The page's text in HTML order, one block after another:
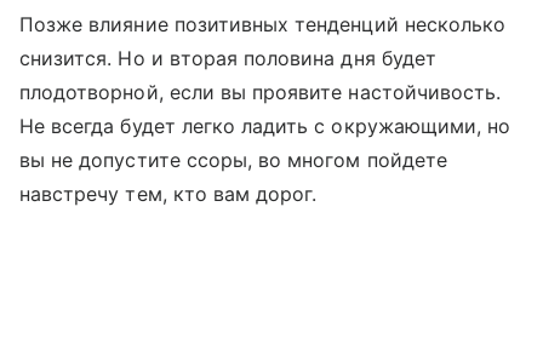
Позже влияние позитивных тенденций несколько
снизится. Но и вторая половина дня будет
плодотворной, если вы проявите настойчивость.
Не всегда будет легко ладить с окружающими, но
вы не допустите ссоры, во многом пойдете
навстречу тем, кто вам дорог.